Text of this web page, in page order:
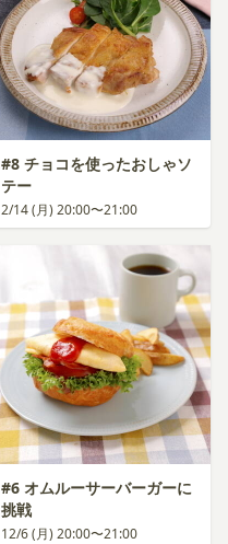
#8 チョコを使ったおしゃソ
テー
2/14 (月) 20:00〜21:00
#6 オムルーサーバーガーに
挑戦
12/6 (月) 20:00〜21:00